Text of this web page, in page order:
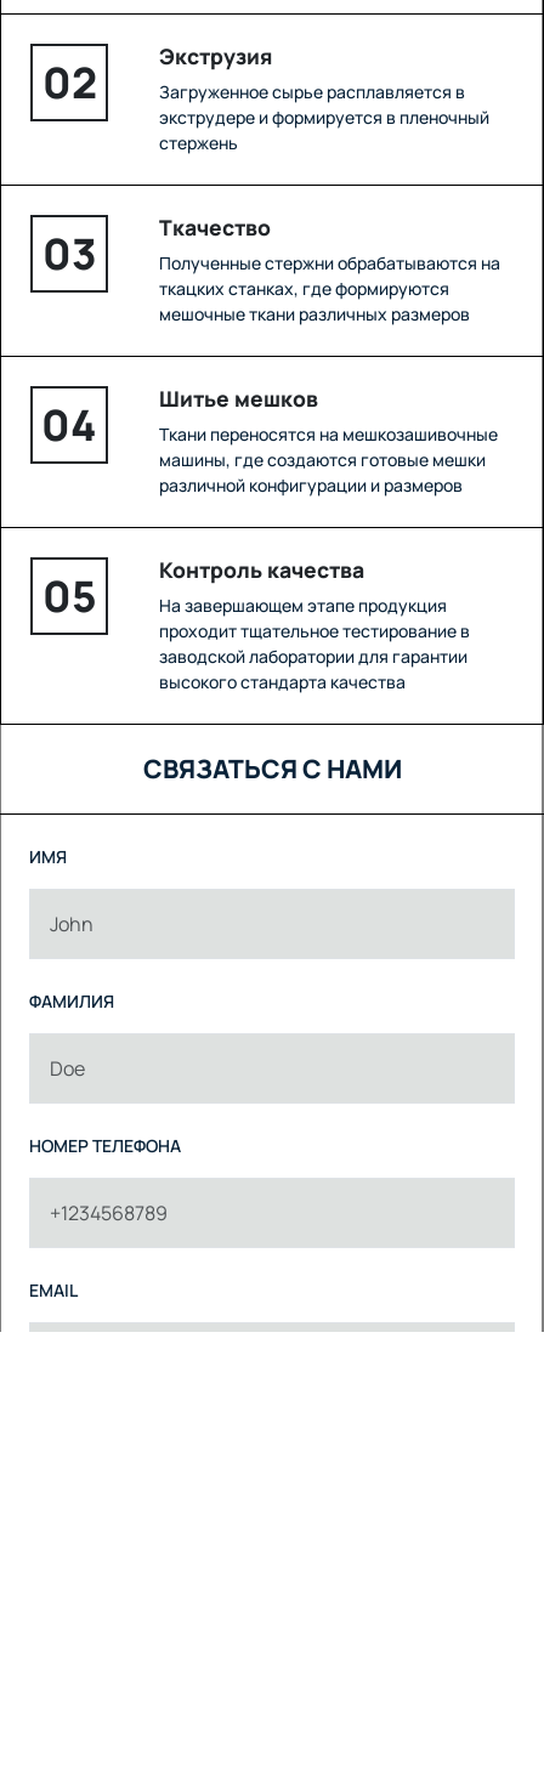
02 Экструзия
Загруженное сырье расплавляется в
экструдере и формируется в пленочный
стержень
03 Ткачество
Полученные стержни обрабатываются на
ткацких станках, где формируются
мешочные ткани различных размеров
04 Шитье мешков
Ткани переносятся на мешкозашивочные
машины, где создаются готовые мешки
различной конфигурации и размеров
05 Контроль качества
На завершающем этапе продукция
проходит тщательное тестирование в
заводской лаборатории для гарантии
высокого стандарта качества
СВЯЗАТЬСЯ С НАМИ
ИМЯ
ФАМИЛИЯ
НОМЕР ТЕЛЕФОНА
EMAIL